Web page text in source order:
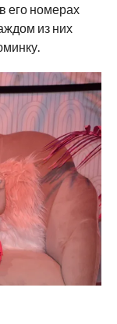
его номерах
из них